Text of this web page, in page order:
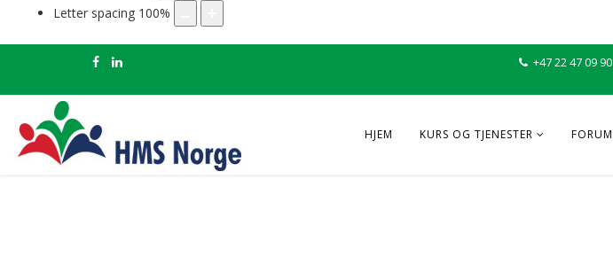
Letter spacing 100%
+47 22 47 09 90
HJEM KURS OG TJENESTER FORUM